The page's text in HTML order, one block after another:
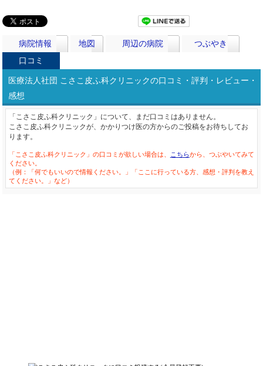
病院情報 地図 周辺の病院
つぶやき
口コミ
医療法人社団 こさこ皮ふ科クリニックの口コミ・評判・レビュー・
感想
「こさこ皮ふ科クリニック」について、まだ口コミはありません。
こさこ皮ふ科クリニックが、かかりつけ医の方からのご投稿をお待ちしてお
ります。
「こさこ皮ふ科クリニック」の口コミが欲しい場合は、 こちらから、つぶやいてみて
ください。
（例：「何でもいいので情報ください。」「ここに行っている方、感想・評判を教え
てください。」など）